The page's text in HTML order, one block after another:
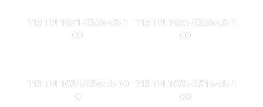
113 TN 1621-KS3web-1
00
113 TN 1623-KS3web-1
00
113 TN 1624-KSweb-10
0
113 TN 1625-KS1web-1
00